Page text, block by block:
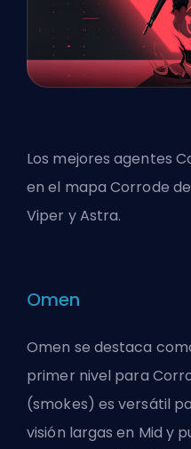
Los mejores agentes
en el mapa Corrode
Viper y Astra.
Omen
Omen se destaca
primer nivel para
(smokes) es versátil
visión largas en Mid y